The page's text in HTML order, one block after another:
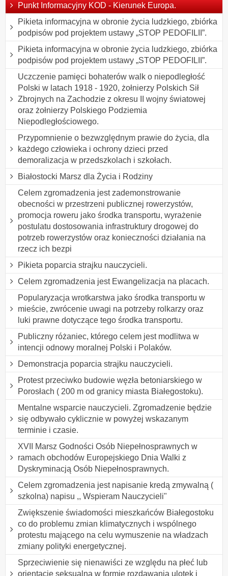
Punkt Informacyjny KOD - Kierunek Europa.
Pikieta informacyjna w obronie życia ludzkiego, zbiórka
podpisów pod projektem ustawy „STOP PEDOFILII”.
Pikieta informacyjna w obronie życia ludzkiego, zbiórka
podpisów pod projektem ustawy „STOP PEDOFILII”.
Uczczenie pamięci bohaterów walk o niepodległość
Polski w latach 1918 - 1920, żołnierzy Polskich Sił
Zbrojnych na Zachodzie z okresu II wojny światowej
oraz żołnierzy Polskiego Podziemia
Niepodległościowego.
Przypomnienie o bezwzględnym prawie do życia, dla
każdego człowieka i ochrony dzieci przed
demoralizacja w przedszkolach i szkołach.
Białostocki Marsz dla Życia i Rodziny
Celem zgromadzenia jest zademonstrowanie
obecności w przestrzeni publicznej rowerzystów,
promocja roweru jako środka transportu, wyrażenie
postulatu dostosowania infrastruktury drogowej do
potrzeb rowerzystów oraz konieczności działania na
rzecz ich bezpi
Pikieta poparcia strajku nauczycieli.
Celem zgromadzenia jest Ewangelizacja na placach.
Popularyzacja wrotkarstwa jako środka transportu w
mieście, zwrócenie uwagi na potrzeby rolkarzy oraz
luki prawne dotyczące tego środka transportu.
Publiczny różaniec, którego celem jest modlitwa w
intencji odnowy moralnej Polski i Polaków.
Demonstracja poparcia strajku nauczycieli.
Protest przeciwko budowie węzła betoniarskiego w
Porosłach ( 200 m od granicy miasta Białegostoku).
Mentalne wsparcie nauczycieli. Zgromadzenie będzie
się odbywało cyklicznie w powyżej wskazanym
terminie i czasie.
XVII Marsz Godności Osób Niepełnosprawnych w
ramach obchodów Europejskiego Dnia Walki z
Dyskryminacją Osób Niepełnosprawnych.
Celem zgromadzenia jest napisanie kredą zmywalną (
szkolna) napisu ,, Wspieram Nauczycieli"
Zwiększenie świadomości mieszkańców Białegostoku
co do problemu zmian klimatycznych i wspólnego
protestu mającego na celu wymuszenie na władzach
zmiany polityki energetycznej.
Sprzeciwienie się nienawiści ze względu na płeć lub
orientację seksualną w formie rozdawania ulotek i